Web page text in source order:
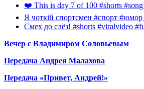
❤️ This is day 7 of 100 #shorts #song
Я чоткій спортсмен #спорт
Смех до слёз! #shorts #viralvideo
Вечер с Владимиром Соловьевым
Передача Андрея Малахова
Передача «Привет, Андрей!»